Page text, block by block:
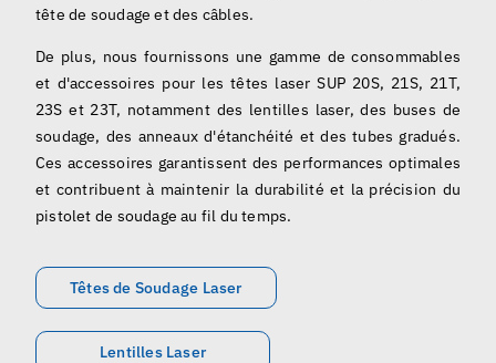
tête de soudage et des câbles.
De plus, nous fournissons une gamme de consommables
et d'accessoires pour les têtes laser SUP 20S, 21S, 21T,
23S et 23T, notamment des lentilles laser, des buses de
soudage, des anneaux d'étanchéité et des tubes gradués.
Ces accessoires garantissent des performances optimales
et contribuent à maintenir la durabilité et la précision du
pistolet de soudage au fil du temps.
Têtes de Soudage Laser
Lentilles Laser